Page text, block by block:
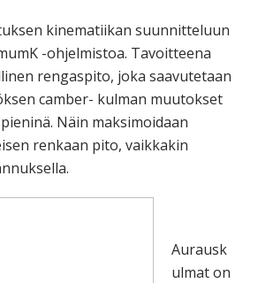
kinematiikan suunnitteluun
-ohjelmistoa. Tavoitteena
rengaspito, joka saavutetaan
camber- kulman muutokset
Näin maksimoidaan
renkaan pito, vaikkakin
Aurausk
ulmat on